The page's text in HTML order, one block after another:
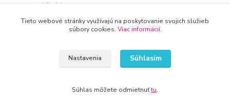
Viktória
+421 940 949 000
Tieto webové stránky využívajú na poskytovanie svojich služieb
súbory cookies. Viac informácií.
Nastavenia Súhlasím
Súhlas môžete odmietnuťtu.